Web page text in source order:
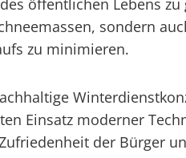
öffentlichen Lebens
sondern
zu minimieren.
Einsatz moderner
der Bürger